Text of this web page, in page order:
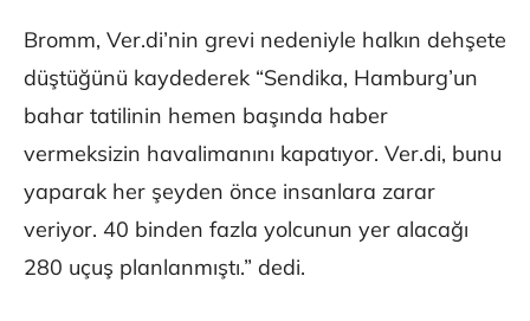
Bromm, Ver.di’nin grevi nedeniyle halkın dehşete
düştüğünü kaydederek “Sendika, Hamburg’un
bahar tatilinin hemen başında haber
vermeksizin havalimanını kapatıyor. Ver.di, bunu
yaparak her şeyden önce insanlara zarar
veriyor. 40 binden fazla yolcunun yer alacağı
280 uçuş planlanmıştı.” dedi.